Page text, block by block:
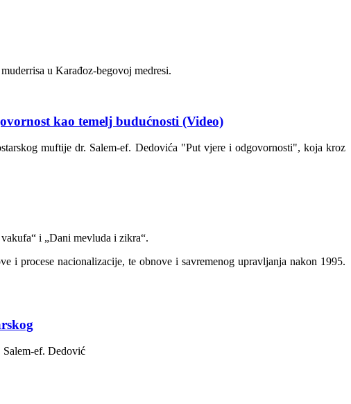
u Karađoz-begovoj medresi.
kao temelj budućnosti (Video)
muftije dr. Salem-ef. Dedovića "Put vjere i odgovornosti", koja kroz
i „Dani mevluda i zikra“.
i procese nacionalizacije, te obnove i savremenog upravljanja nakon 1995.
ef. Dedović